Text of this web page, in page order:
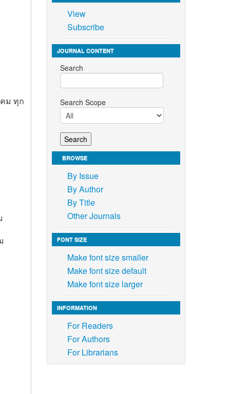
ม ทุก
View
Subscribe
JOURNAL CONTENT
Search
Search Scope
BROWSE
By Issue
By Author
By Title
Other Journals
FONT SIZE
Make font size smaller
Make font size default
Make font size larger
INFORMATION
For Readers
For Authors
For Librarians